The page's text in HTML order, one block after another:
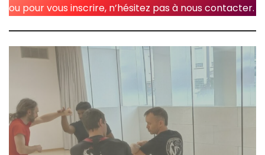
ou pour vous inscrire, n’hésitez pas à nous contacter.